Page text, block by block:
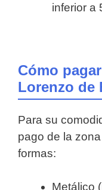
inferior a
Cómo
Lorenzo de
Para su
pago de la
formas:
Metálico